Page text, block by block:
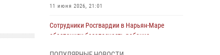
11 июня 2026, 21:01
Сотрудники Росгвардии в Нарьян-Маре
обеспечили безопасность ребенка,